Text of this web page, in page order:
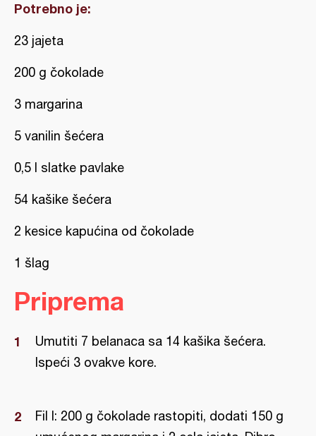
Potrebno je:
23 jajeta
200 g čokolade
3 margarina
5 vanilin šećera
0,5 l slatke pavlake
54 kašike šećera
2 kesice kapućina od čokolade
1 šlag
Priprema
Umutiti 7 belanaca sa 14 kašika šećera.
Ispeći 3 ovakve kore.
Fil I: 200 g čokolade rastopiti, dodati 150 g